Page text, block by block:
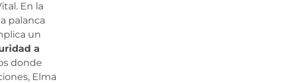
En la
palanca
un
a
donde
Elma